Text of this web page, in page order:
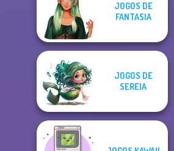
JOGOS DE
FANTASIA
JOGOS DE
SEREIA